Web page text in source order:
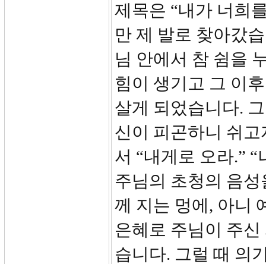
제목은 “내가 너희
만 제 발로 찾아갔
님 안에서 참 쉼을
힘이 생기고 그 이
살게 되었습니다.
신이 피곤하니 쉬
서 “내게로 오라.”
주님의 초청의 음
께 지는 멍에, 아니
은혜로 주님이 주
습니다. 그럴 때 의